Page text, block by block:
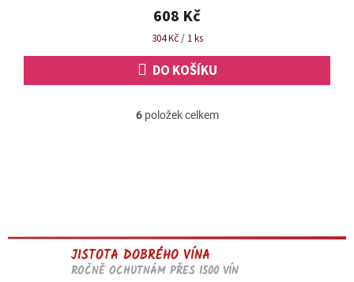
608 Kč
Měrná
304 Kč / 1 ks
DO KOŠÍKU
O
p
r
v
6položek celkem
JISTOTA DOBRÉHO VÍNA
ROČNĚ OCHUTNÁM PŘES 1500 VÍN